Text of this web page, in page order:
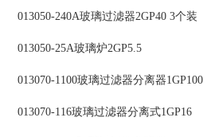
013050-240A玻璃过滤器2GP40 3个装
013050-25A玻璃炉2GP5.5
013070-1100玻璃过滤器分离器1GP100
013070-116玻璃过滤器分离式1GP16